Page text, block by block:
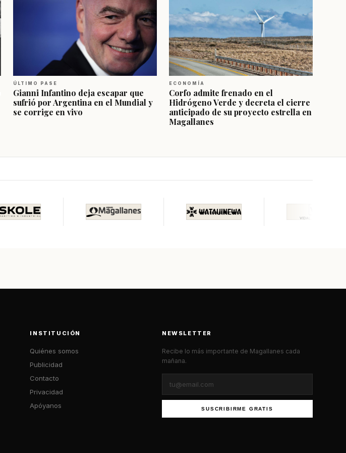
ÚLTIMO PASE
Gianni Infantino deja escapar que
sufrió por Argentina en el Mundial y
se corrige en vivo
ECONOMÍA
Corfo admite frenado en el
Hidrógeno Verde y decreta el cierre
anticipado de su proyecto estrella en
Magallanes
INSTITUCIÓN
Quiénes somos
Publicidad
Contacto
Privacidad
Apóyanos
NEWSLETTER
Recibe lo más importante de Magallanes cada
mañana.
SUSCRIBIRME GRATIS